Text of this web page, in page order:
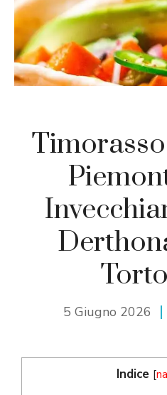
5 Giugno 2026
Indice [